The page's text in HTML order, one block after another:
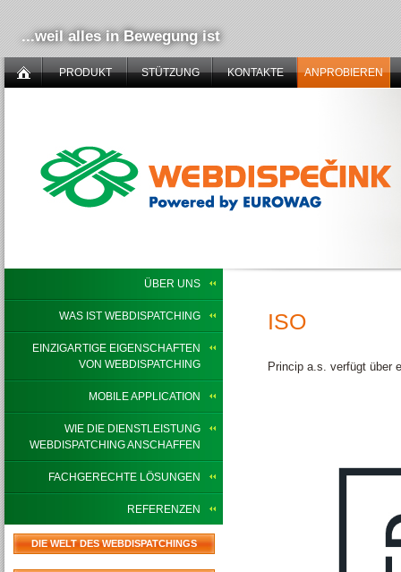
...weil alles in Bewegung ist
PRODUKT STÜTZUNG KONTAKTE ANPROBIEREN
ÜBER UNS
WAS IST WEBDISPATCHING
EINZIGARTIGE EIGENSCHAFTEN
VON WEBDISPATCHING
MOBILE APPLICATION
WIE DIE DIENSTLEISTUNG
WEBDISPATCHING ANSCHAFFEN
FACHGERECHTE LÖSUNGEN
REFERENZEN
DIE WELT DES WEBDISPATCHINGS
ISO
Princip a.s. verfügt über